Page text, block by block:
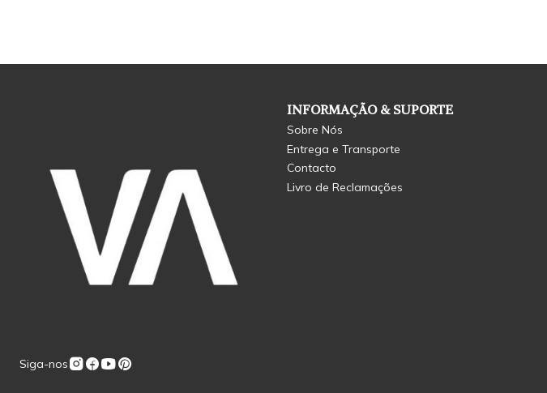
Siga-nos
INFORMAÇÃO & SUPORTE
Sobre Nós
Entrega e Transporte
Contacto
Livro de Reclamações